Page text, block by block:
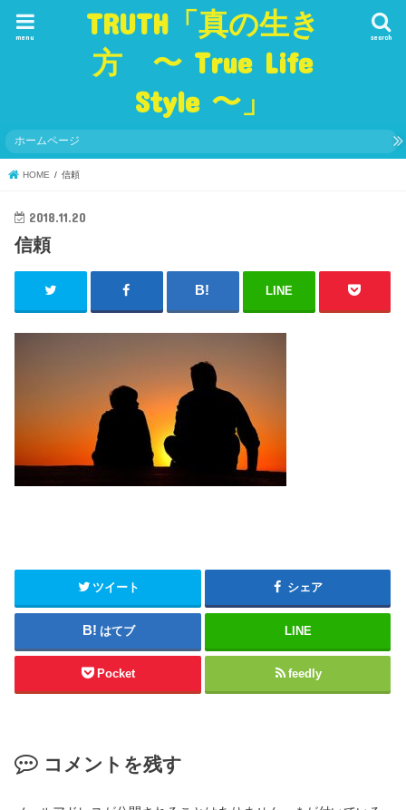
TRUTH「真の生き
方 〜 True Life
Style 〜」
search
menu
ホームページ
HOME 信頼
2018.11.20
信頼
LINE
ツイート シェア
はてブ LINE
Pocket feedly
コメントを残す